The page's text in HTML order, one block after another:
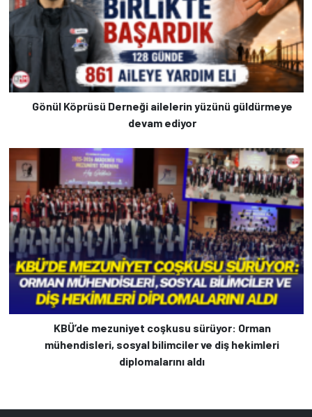
Gönül Köprüsü Derneği ailelerin yüzünü güldürmeye
devam ediyor
KBÜ’de mezuniyet coşkusu sürüyor: Orman
mühendisleri, sosyal bilimciler ve diş hekimleri
diplomalarını aldı